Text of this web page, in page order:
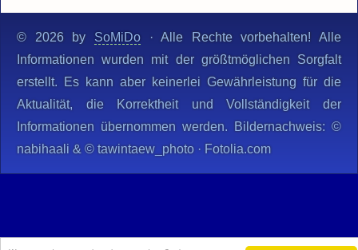
© 2026 by SoMiDo· Alle Rechte vorbehalten! Alle
Informationen wurden mit der größtmöglichen Sorgfalt
erstellt. Es kann aber keinerlei Gewährleistung für die
Aktualität, die Korrektheit und Vollständigkeit der
Informationen übernommen werden. Bildernachweis: ©
nabihaali & © tawintaew_photo · Fotolia.com